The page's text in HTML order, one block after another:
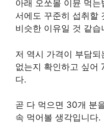
아래 오쏘몰 이뮨 먹
서에도 꾸준히 섭취할
비슷한 이유일 것 같습
저 역시 가격이 부담
없는지 확인하고 싶어
다.
곧 다 먹으면 30개 분
속 먹어볼 생각입니다.